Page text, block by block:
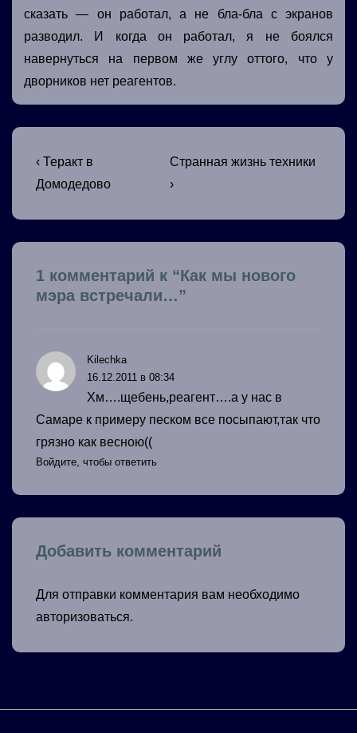
сказать — он работал, а не бла-бла с экранов
разводил. И когда он работал, я не боялся
навернуться на первом же углу оттого, что у
дворников нет реагентов.
Навигация
по
записям
Предыдущая
запись
‹ Теракт в
Домодедово
Следующая
запись
Странная жизнь техники
›
1 комментарий к “Как мы нового
мэра встречали…”
Kilechka
16.12.2011 в 08:34
Хм….щебень,реагент….а у нас в
Самаре к примеру песком все посыпают,так что
грязно как весною((
Войдите, чтобы ответить
Добавить комментарий
Для отправки комментария вам необходимо
авторизоваться.